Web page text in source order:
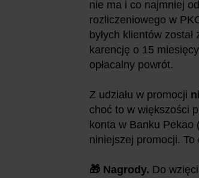
nie ma i co najmniej
rozliczeniowego w
byłych klientów
karencję o 15
opłacalny powrót.
Z udziału w promocji
choć to w większości
konta w Banku Pekao
niniejszej promocji.
🎁 Nagrody. Do